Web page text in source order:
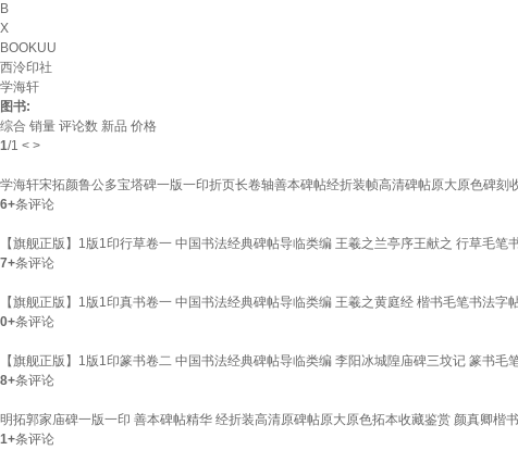
B
X
BOOKUU
西泠印社
学海轩
图书:
综合 销量 评论数 新品 价格
1/1 < >
学海轩宋拓颜鲁公多宝塔碑一版一印折页长卷轴善本碑帖经折装帧高清碑帖原大原色碑刻
6+条评论
【旗舰正版】1版1印行草卷一 中国书法经典碑帖导临类编 王羲之兰亭序王献之 行草毛
7+条评论
【旗舰正版】1版1印真书卷一 中国书法经典碑帖导临类编 王羲之黄庭经 楷书毛笔书法
0+条评论
【旗舰正版】1版1印篆书卷二 中国书法经典碑帖导临类编 李阳冰城隍庙碑三坟记 篆书
8+条评论
明拓郭家庙碑一版一印 善本碑帖精华 经折装高清原碑帖原大原色拓本收藏鉴赏 颜真卿楷
1+条评论